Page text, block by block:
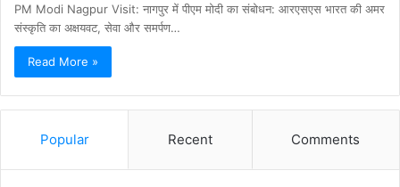
PM Modi Nagpur Visit: नागपुर में पीएम मोदी का संबोधन: आरएसएस भारत की अमर
संस्कृति का अक्षयवट, सेवा और समर्पण…
Read More »
Popular Recent Comments